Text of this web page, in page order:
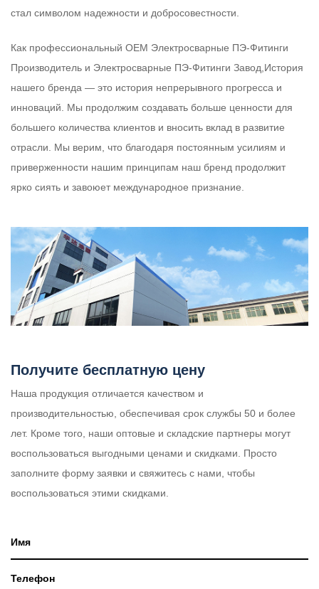
стал символом надежности и добросовестности.
Как профессиональный OEM Электросварные ПЭ-Фитинги
Производитель и Электросварные ПЭ-Фитинги Завод,История
нашего бренда — это история непрерывного прогресса и
инноваций. Мы продолжим создавать больше ценности для
большего количества клиентов и вносить вклад в развитие
отрасли. Мы верим, что благодаря постоянным усилиям и
приверженности нашим принципам наш бренд продолжит
ярко сиять и завоюет международное признание.
Получите бесплатную цену
Наша продукция отличается качеством и
производительностью, обеспечивая срок службы 50 и более
лет. Кроме того, наши оптовые и складские партнеры могут
воспользоваться выгодными ценами и скидками. Просто
заполните форму заявки и свяжитесь с нами, чтобы
воспользоваться этими скидками.